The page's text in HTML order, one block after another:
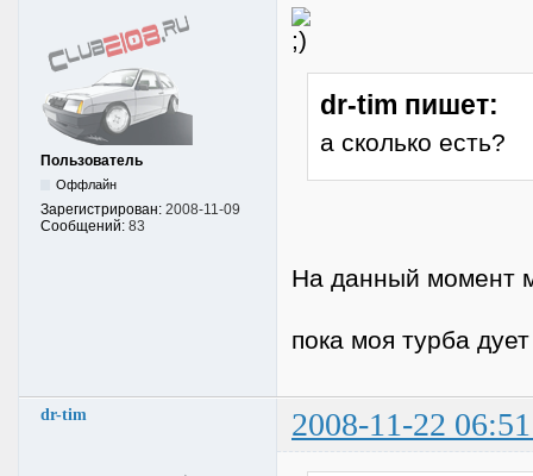
Пользователь
Оффлайн
Зарегистрирован: 2008-11-09
Сообщений: 83
dr-tim пишет:
а сколько есть?
На данный момент
пока моя турба
dr-tim 2008-11-22